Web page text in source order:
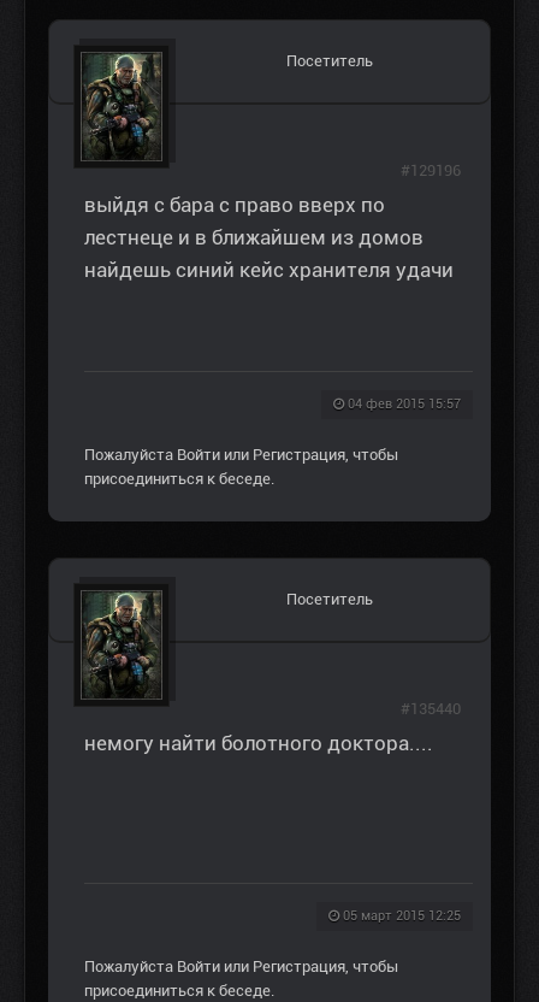
Посетитель
выйдя с бара с право вверх по
лестнеце и в ближайшем из домов
найдешь синий кейс хранителя удачи
04 фев 2015 15:57
#129196
Пожалуйста Войти или Регистрация, чтобы
присоединиться к беседе.
Посетитель
немогу найти болотного доктора....
05 март 2015 12:25
#135440
Пожалуйста Войти или Регистрация, чтобы
присоединиться к беседе.